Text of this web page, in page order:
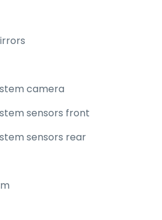
camera
sensors front
sensors rear